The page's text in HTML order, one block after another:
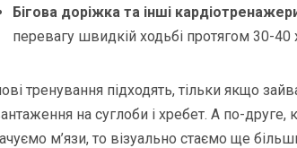
Бігова доріжка та інші
перевагу швидкій ходьбі протягом 30-40
тренування підходять, тільки якщо
на суглоби і хребет. А по-
м’язи, то візуально стаємо ще